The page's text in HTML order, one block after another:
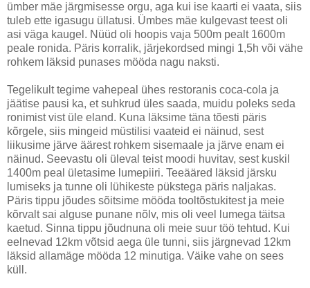
ümber mäe järgmisesse orgu, aga kui ise kaarti ei vaata, siis
tuleb ette igasugu üllatusi. Ümbes mäe kulgevast teest oli
asi väga kaugel. Nüüd oli hoopis vaja 500m pealt 1600m
peale ronida. Päris korralik, järjekordsed mingi 1,5h või vähe
rohkem läksid punases mööda nagu naksti.
Tegelikult tegime vahepeal ühes restoranis coca-cola ja
jäätise pausi ka, et suhkrud üles saada, muidu poleks seda
ronimist vist üle eland. Kuna läksime täna tõesti päris
kõrgele, siis mingeid müstilisi vaateid ei näinud, sest
liikusime järve äärest rohkem sisemaale ja järve enam ei
näinud. Seevastu oli üleval teist moodi huvitav, sest kuskil
1400m peal ületasime lumepiiri. Teeääred läksid järsku
lumiseks ja tunne oli lühikeste pükstega päris naljakas.
Päris tippu jõudes sõitsime mööda tooltõstukitest ja meie
kõrvalt sai alguse punane nõlv, mis oli veel lumega täitsa
kaetud. Sinna tippu jõudnuna oli meie suur töö tehtud. Kui
eelnevad 12km võtsid aega üle tunni, siis järgnevad 12km
läksid allamäge mööda 12 minutiga. Väike vahe on sees
küll.